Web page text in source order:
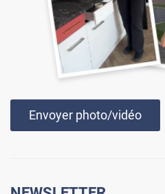
Envoyer photo/vidéo